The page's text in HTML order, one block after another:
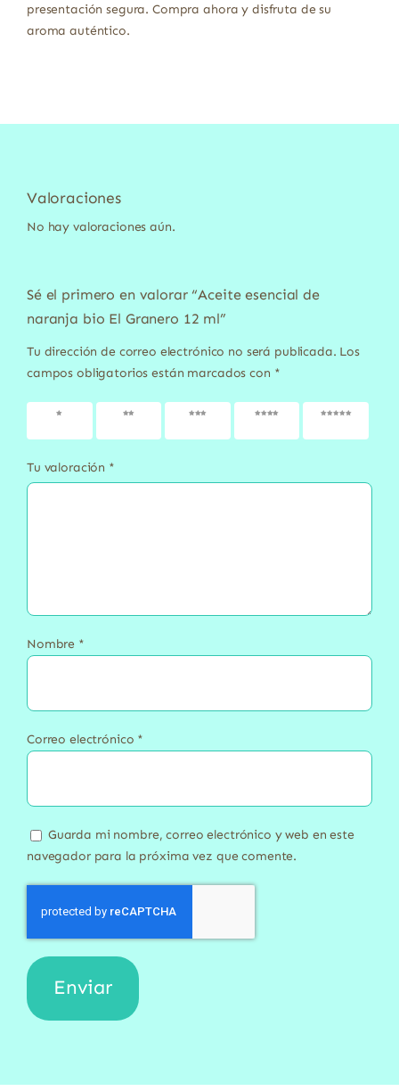
presentación segura. Compra ahora y disfruta de su
aroma auténtico.
Valoraciones
No hay valoraciones aún.
Sé el primero en valorar “Aceite esencial de
naranja bio El Granero 12 ml”
Tu dirección de correo electrónico no será publicada. Los
campos obligatorios están marcados con *
1 de 5
2 de 5
3 de 5
4 de 5
5 de 5
Tu valoración *
Nombre *
Correo electrónico *
Guarda mi nombre, correo electrónico y web en este
navegador para la próxima vez que comente.